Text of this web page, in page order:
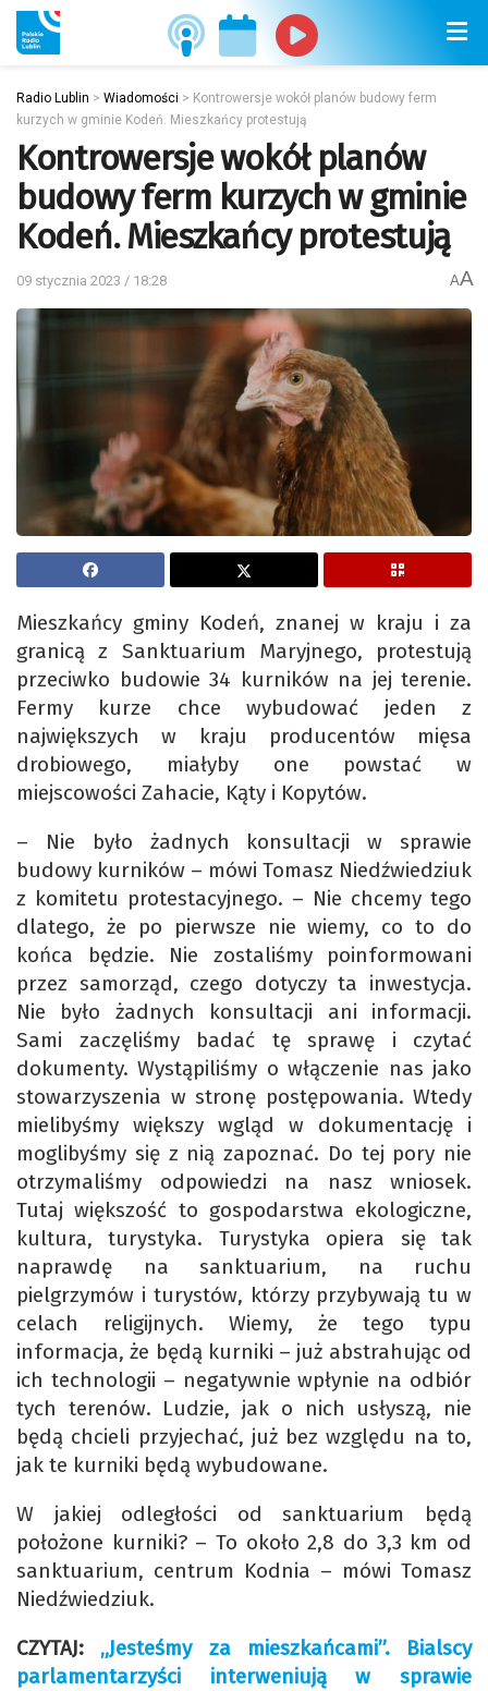
Radio Lublin > Wiadomości > Kontrowersje wokół planów budowy ferm
kurzych w gminie Kodeń. Mieszkańcy protestują
Kontrowersje wokół planów
budowy ferm kurzych w gminie
Kodeń. Mieszkańcy protestują
09 stycznia 2023 / 18:28 AA
Mieszkańcy gminy Kodeń, znanej w kraju i za
granicą z Sanktuarium Maryjnego, protestują
przeciwko budowie 34 kurników na jej terenie.
Fermy kurze chce wybudować jeden z
największych w kraju producentów mięsa
drobiowego, miałyby one powstać w
miejscowości Zahacie, Kąty i Kopytów.
– Nie było żadnych konsultacji w sprawie
budowy kurników – mówi Tomasz Niedźwiedziuk
z komitetu protestacyjnego. – Nie chcemy tego
dlatego, że po pierwsze nie wiemy, co to do
końca będzie. Nie zostaliśmy poinformowani
przez samorząd, czego dotyczy ta inwestycja.
Nie było żadnych konsultacji ani informacji.
Sami zaczęliśmy badać tę sprawę i czytać
dokumenty. Wystąpiliśmy o włączenie nas jako
stowarzyszenia w stronę postępowania. Wtedy
mielibyśmy większy wgląd w dokumentację i
moglibyśmy się z nią zapoznać. Do tej pory nie
otrzymaliśmy odpowiedzi na nasz wniosek.
Tutaj większość to gospodarstwa ekologiczne,
kultura, turystyka. Turystyka opiera się tak
naprawdę na sanktuarium, na ruchu
pielgrzymów i turystów, którzy przybywają tu w
celach religijnych. Wiemy, że tego typu
informacja, że będą kurniki – już abstrahując od
ich technologii – negatywnie wpłynie na odbiór
tych terenów. Ludzie, jak o nich usłyszą, nie
będą chcieli przyjechać, już bez względu na to,
jak te kurniki będą wybudowane.
W jakiej odległości od sanktuarium będą
położone kurniki? – To około 2,8 do 3,3 km od
sanktuarium, centrum Kodnia – mówi Tomasz
Niedźwiedziuk.
CZYTAJ: „Jesteśmy za mieszkańcami”. Bialscy
parlamentarzyści interweniują w sprawie